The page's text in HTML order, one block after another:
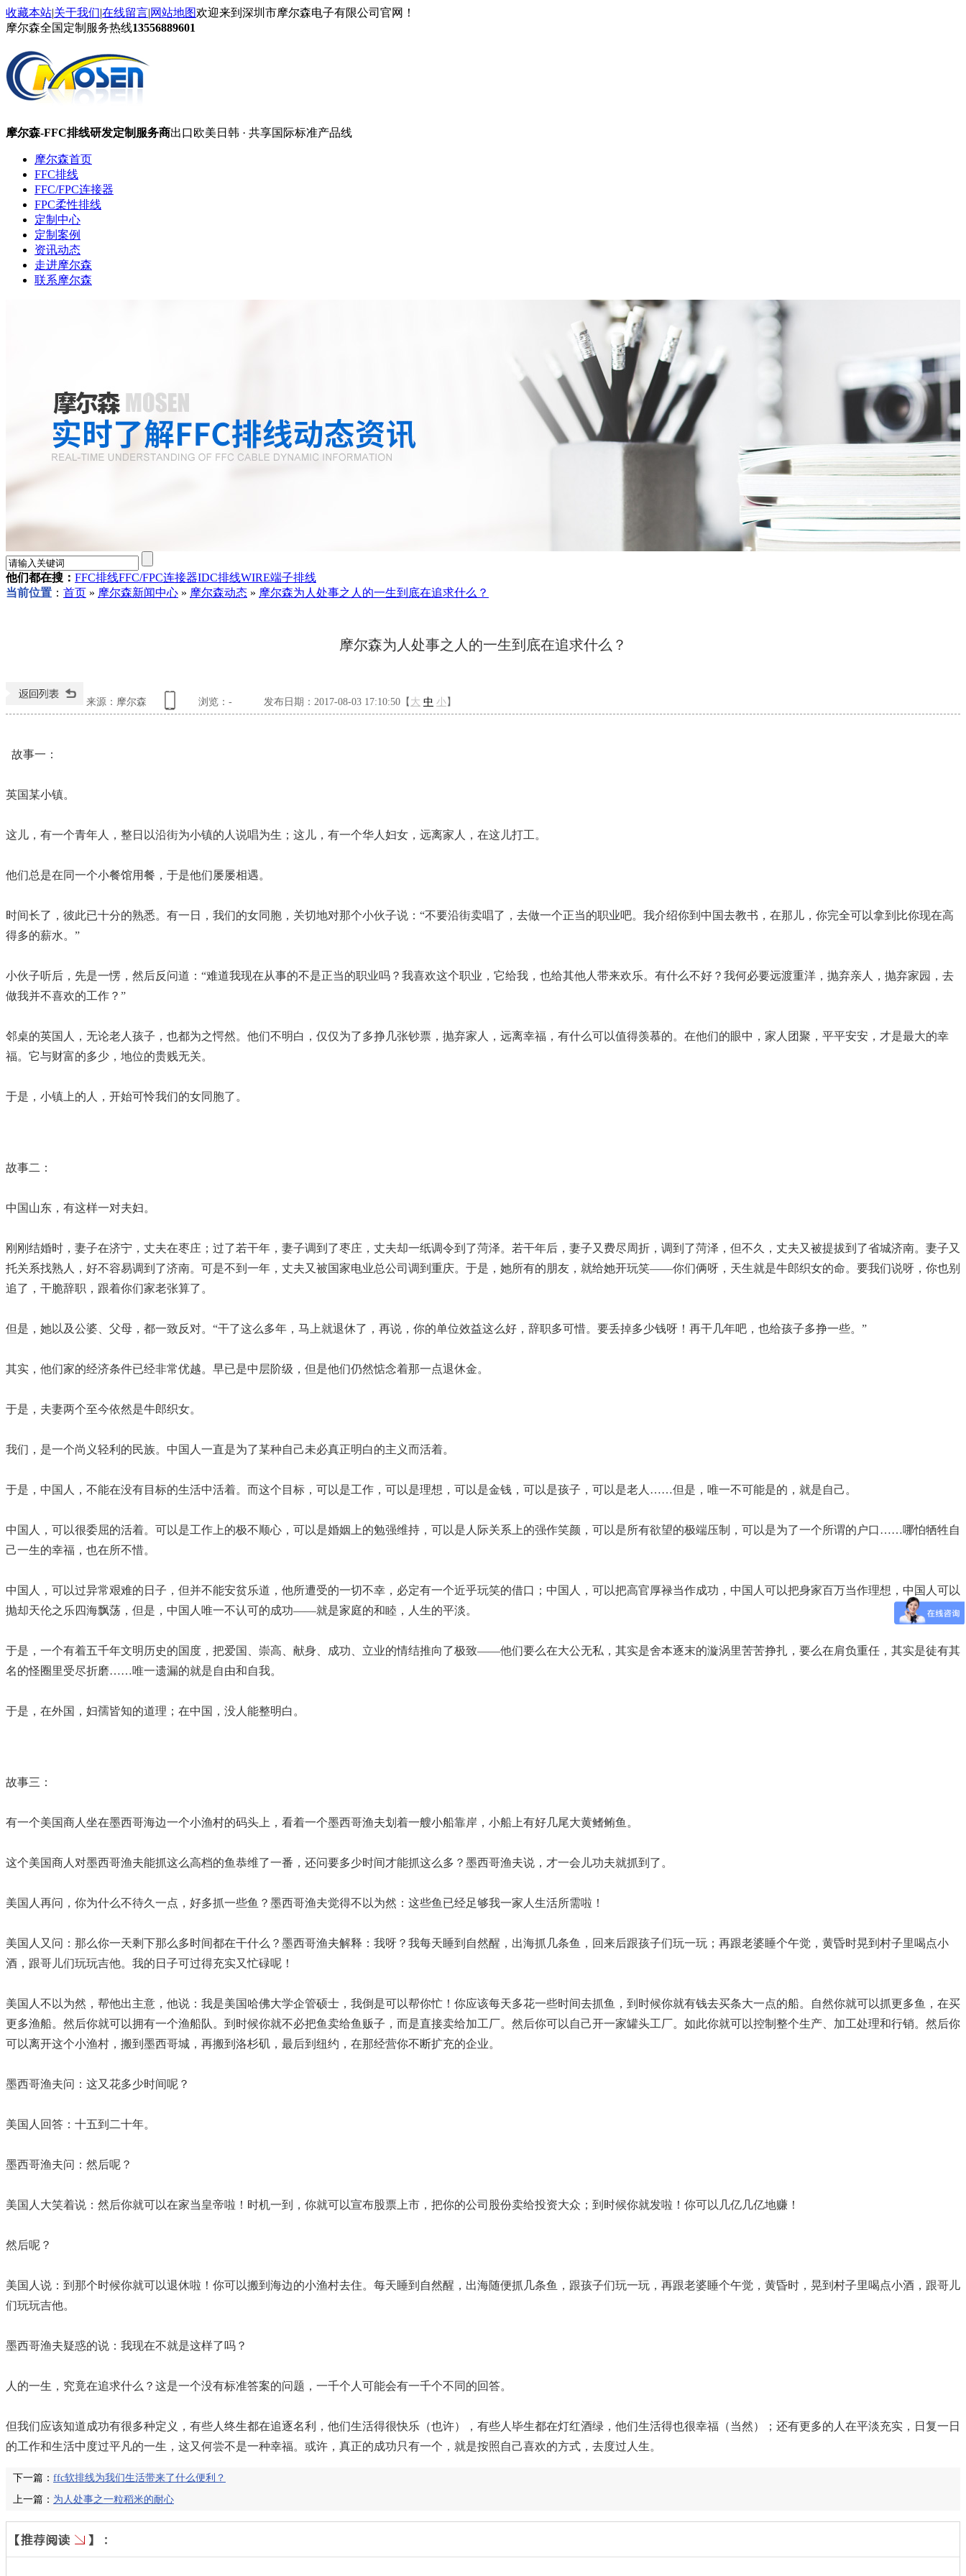
收藏本站|关于我们|在线留言|网站地图欢迎来到深圳市摩尔森电子有限公司官网！
摩尔森全国定制服务热线13556889601
摩尔森-FFC排线研发定制服务商出口欧美日韩 · 共享国际标准产品线
摩尔森首页
FFC排线
FFC/FPC连接器
FPC柔性排线
定制中心
定制案例
资讯动态
走进摩尔森
联系摩尔森
他们都在搜： FFC排线FFC/FPC连接器IDC排线WIRE端子排线
当前位置 ： 首页 » 摩尔森新闻中心 » 摩尔森动态 » 摩尔森为人处事之人的一生到底在追求什么？
摩尔森为人处事之人的一生到底在追求什么？
来源：摩尔森 浏览： - 发布日期：2017-08-03 17:10:50【 大 中 小】
故事一：
英国某小镇。
这儿，有一个青年人，整日以沿街为小镇的人说唱为生；这儿，有一个华人妇女，远离家人，在这儿打工。
他们总是在同一个小餐馆用餐，于是他们屡屡相遇。
时间长了，彼此已十分的熟悉。有一日，我们的女同胞，关切地对那个小伙子说：“不要沿街卖唱了，去做一个正当的职业吧。我介绍你到中国去教书，在那儿，你完全可以拿到比你现在高
得多的薪水。”
小伙子听后，先是一愣，然后反问道：“难道我现在从事的不是正当的职业吗？我喜欢这个职业，它给我，也给其他人带来欢乐。有什么不好？我何必要远渡重洋，抛弃亲人，抛弃家园，去
做我并不喜欢的工作？”
邻桌的英国人，无论老人孩子，也都为之愕然。他们不明白，仅仅为了多挣几张钞票，抛弃家人，远离幸福，有什么可以值得羡慕的。在他们的眼中，家人团聚，平平安安，才是最大的幸
福。它与财富的多少，地位的贵贱无关。
于是，小镇上的人，开始可怜我们的女同胞了。
故事二：
中国山东，有这样一对夫妇。
刚刚结婚时，妻子在济宁，丈夫在枣庄；过了若干年，妻子调到了枣庄，丈夫却一纸调令到了菏泽。若干年后，妻子又费尽周折，调到了菏泽，但不久，丈夫又被提拔到了省城济南。妻子又
托关系找熟人，好不容易调到了济南。可是不到一年，丈夫又被国家电业总公司调到重庆。于是，她所有的朋友，就给她开玩笑——你们俩呀，天生就是牛郎织女的命。要我们说呀，你也别
追了，干脆辞职，跟着你们家老张算了。
但是，她以及公婆、父母，都一致反对。“干了这么多年，马上就退休了，再说，你的单位效益这么好，辞职多可惜。要丢掉多少钱呀！再干几年吧，也给孩子多挣一些。”
其实，他们家的经济条件已经非常优越。早已是中层阶级，但是他们仍然惦念着那一点退休金。
于是，夫妻两个至今依然是牛郎织女。
我们，是一个尚义轻利的民族。中国人一直是为了某种自己未必真正明白的主义而活着。
于是，中国人，不能在没有目标的生活中活着。而这个目标，可以是工作，可以是理想，可以是金钱，可以是孩子，可以是老人……但是，唯一不可能是的，就是自己。
中国人，可以很委屈的活着。可以是工作上的极不顺心，可以是婚姻上的勉强维持，可以是人际关系上的强作笑颜，可以是所有欲望的极端压制，可以是为了一个所谓的户口……哪怕牺牲自
己一生的幸福，也在所不惜。
中国人，可以过异常艰难的日子，但并不能安贫乐道，他所遭受的一切不幸，必定有一个近乎玩笑的借口；中国人，可以把高官厚禄当作成功，中国人可以把身家百万当作理想，中国人可以
抛却天伦之乐四海飘荡，但是，中国人唯一不认可的成功——就是家庭的和睦，人生的平淡。
于是，一个有着五千年文明历史的国度，把爱国、崇高、献身、成功、立业的情结推向了极致——他们要么在大公无私，其实是舍本逐末的漩涡里苦苦挣扎，要么在肩负重任，其实是徒有其
名的怪圈里受尽折磨……唯一遗漏的就是自由和自我。
于是，在外国，妇孺皆知的道理；在中国，没人能整明白。
故事三：
有一个美国商人坐在墨西哥海边一个小渔村的码头上，看着一个墨西哥渔夫划着一艘小船靠岸，小船上有好几尾大黄鳍鲔鱼。
这个美国商人对墨西哥渔夫能抓这么高档的鱼恭维了一番，还问要多少时间才能抓这么多？墨西哥渔夫说，才一会儿功夫就抓到了。
美国人再问，你为什么不待久一点，好多抓一些鱼？墨西哥渔夫觉得不以为然：这些鱼已经足够我一家人生活所需啦！
美国人又问：那么你一天剩下那么多时间都在干什么？墨西哥渔夫解释：我呀？我每天睡到自然醒，出海抓几条鱼，回来后跟孩子们玩一玩；再跟老婆睡个午觉，黄昏时晃到村子里喝点小
酒，跟哥儿们玩玩吉他。我的日子可过得充实又忙碌呢！
美国人不以为然，帮他出主意，他说：我是美国哈佛大学企管硕士，我倒是可以帮你忙！你应该每天多花一些时间去抓鱼，到时候你就有钱去买条大一点的船。自然你就可以抓更多鱼，在买
更多渔船。然后你就可以拥有一个渔船队。到时候你就不必把鱼卖给鱼贩子，而是直接卖给加工厂。然后你可以自己开一家罐头工厂。如此你就可以控制整个生产、加工处理和行销。然后你
可以离开这个小渔村，搬到墨西哥城，再搬到洛杉矶，最后到纽约，在那经营你不断扩充的企业。
墨西哥渔夫问：这又花多少时间呢？
美国人回答：十五到二十年。
墨西哥渔夫问：然后呢？
美国人大笑着说：然后你就可以在家当皇帝啦！时机一到，你就可以宣布股票上市，把你的公司股份卖给投资大众；到时候你就发啦！你可以几亿几亿地赚！
然后呢？
美国人说：到那个时候你就可以退休啦！你可以搬到海边的小渔村去住。每天睡到自然醒，出海随便抓几条鱼，跟孩子们玩一玩，再跟老婆睡个午觉，黄昏时，晃到村子里喝点小酒，跟哥儿
们玩玩吉他。
墨西哥渔夫疑惑的说：我现在不就是这样了吗？
人的一生，究竟在追求什么？这是一个没有标准答案的问题，一千个人可能会有一千个不同的回答。
但我们应该知道成功有很多种定义，有些人终生都在追逐名利，他们生活得很快乐（也许），有些人毕生都在灯红酒绿，他们生活得也很幸福（当然）；还有更多的人在平淡充实，日复一日
的工作和生活中度过平凡的一生，这又何尝不是一种幸福。或许，真正的成功只有一个，就是按照自己喜欢的方式，去度过人生。
下一篇： ffc软排线为我们生活带来了什么便利？
上一篇： 为人处事之一粒稻米的耐心